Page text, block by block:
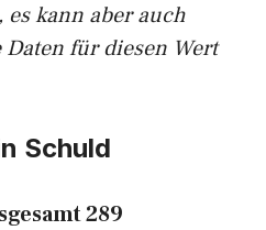
es kann aber auch
Daten für diesen Wert
Schuld
289